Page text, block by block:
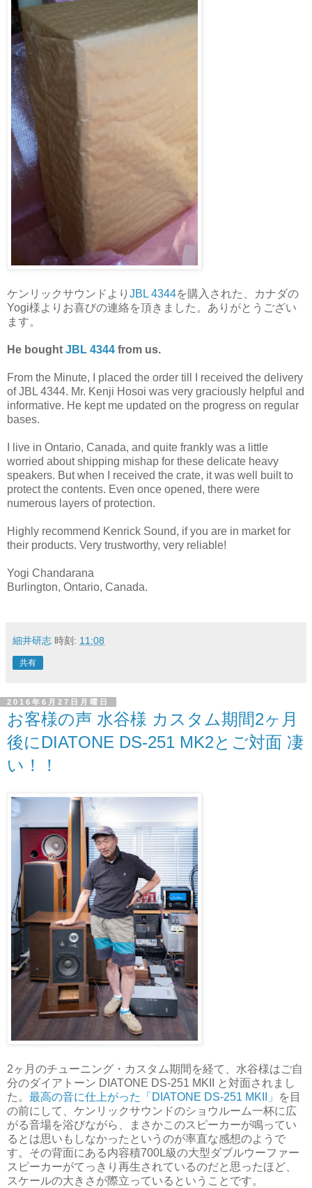
ケンリックサウンドより JBL 4344を購入された、カナダの
Yogi様よりお喜びの連絡を頂きました。ありがとうござい
ます。
He bought JBL 4344 from us.
From the Minute, I placed the order till I received the delivery
of JBL 4344. Mr. Kenji Hosoi was very graciously helpful and
informative. He kept me updated on the progress on regular
bases.
I live in Ontario, Canada, and quite frankly was a little
worried about shipping mishap for these delicate heavy
speakers. But when I received the crate, it was well built to
protect the contents. Even once opened, there were
numerous layers of protection.
Highly recommend Kenrick Sound, if you are in market for
their products. Very trustworthy, very reliable!
Yogi Chandarana
Burlington, Ontario, Canada.
細井研志 時刻: 11:08
共有
2016年6月27日月曜日
お客様の声 水谷様 カスタム期間2ヶ月
後にDIATONE DS-251 MK2とご対面 凄
い！！
2ヶ月のチューニング・カスタム期間を経て、水谷様はご自
分のダイアトーン DIATONE DS-251 MKII と対面されまし
た。 最高の音に仕上がった「DIATONE DS-251 MKII」
を目
の前にして、ケンリックサウンドのショウルーム一杯に広
がる音場を浴びながら、まさかこのスピーカーが鳴ってい
るとは思いもしなかったというのが率直な感想のようで
す。その背面にある内容積700L級の大型ダブルウーファー
スピーカーがてっきり再生されているのだと思ったほど、
スケールの大きさが際立っているということです。